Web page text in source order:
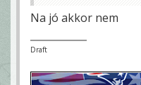
Na jó akkor nem
Draft